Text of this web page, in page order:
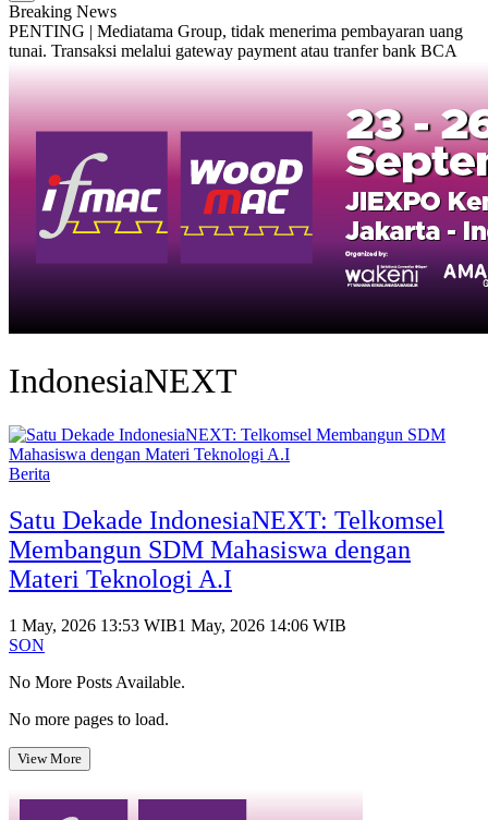
Breaking News
PENTING | Mediatama Group, tidak menerima pembayaran uang
tunai. Transaksi melalui gateway payment atau tranfer bank BCA
IndonesiaNEXT
Berita
Satu Dekade IndonesiaNEXT: Telkomsel
Membangun SDM Mahasiswa dengan
Materi Teknologi A.I
1 May, 2026 13:53 WIB1 May, 2026 14:06 WIB
SON
No More Posts Available.
No more pages to load.
View More